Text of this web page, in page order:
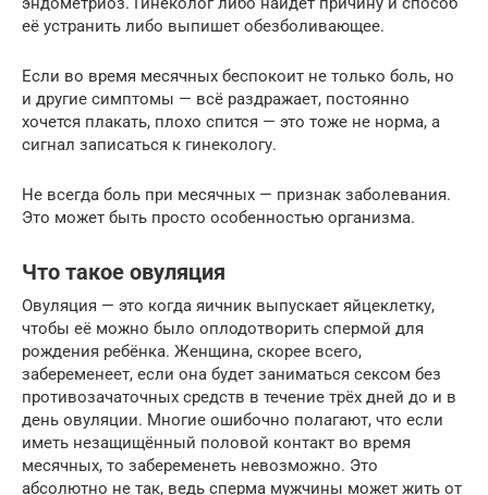
её устранить либо выпишет обезболивающее.
Если во время месячных беспокоит не только боль, но
и другие симптомы — всё раздражает, постоянно
хочется плакать, плохо спится — это тоже не норма, а
сигнал записаться к гинекологу.
Не всегда боль при месячных — признак заболевания.
Это может быть просто особенностью организма.
Что такое овуляция
Овуляция — это когда яичник выпускает яйцеклетку,
чтобы её можно было оплодотворить спермой для
рождения ребёнка. Женщина, скорее всего,
забеременеет, если она будет заниматься сексом без
противозачаточных средств в течение трёх дней до и в
день овуляции. Многие ошибочно полагают, что если
иметь незащищённый половой контакт во время
месячных, то забеременеть невозможно. Это
абсолютно не так, ведь сперма мужчины может жить от